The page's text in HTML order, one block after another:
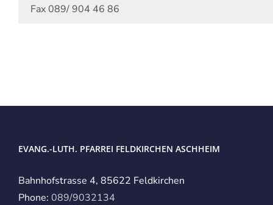
Fax 089/ 904 46 86
EVANG.-LUTH. PFARREI FELDKIRCHEN ASCHHEIM
Bahnhofstrasse 4, 85622 Feldkirchen
Phone: 089/9032134